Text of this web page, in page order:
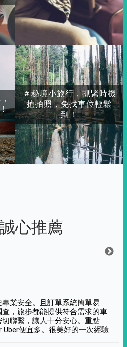
＃秘境小旅行，抓緊時機
搶拍照，免找車位輕鬆
到！
心推薦
業安全。且訂單系統簡單易
，旅步都能提供符合需求的車
聯繫，讓人十分安心。重點
便宜多。很美好的一次經驗